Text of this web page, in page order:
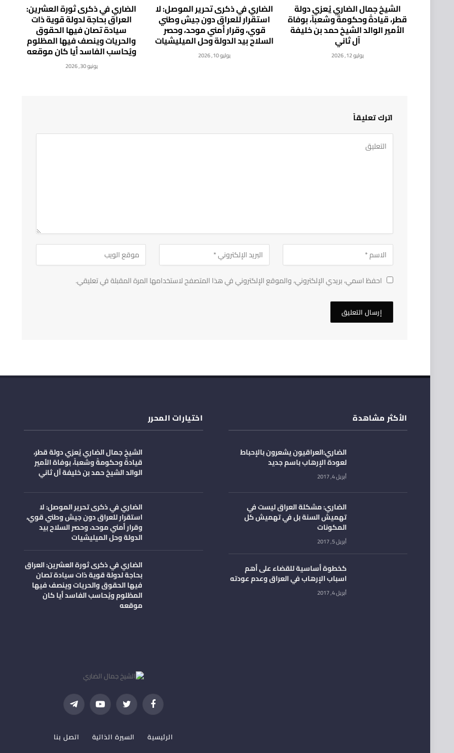
الشيخ جمال الضاري يُعزي دولة
قطر، قيادةً وحكومةً وشعباً، بوفاة
الأمير الوالد الشيخ حمد بن خليفة
آل ثاني
يوليو 12, 2026
الضاري في ذكرى تحرير الموصل: لا
استقرار للعراق دون جيش وطني
قوي، وقرار أمني موحد، وحصر
السلاح بيد الدولة وحل الميليشيات
يوليو 10, 2026
الضاري في ذكرى ثورة العشرين:
العراق بحاجة لدولة قوية ذات
سيادة تصان فيها الحقوق
والحريات وينصف فيها المظلوم
ويُحاسب الفاسد أيا كان موقعه
يونيو 30, 2026
اترك تعليقاً
احفظ اسمي، بريدي الإلكتروني، والموقع الإلكتروني في هذا المتصفح لاستخدامها المرة المقبلة في تعليقي.
الأكثر مشاهدة
الضاري:العراقيون يشعرون بالإحباط
لعودة الإرهاب باسم جديد
أبريل 4, 2017
الضاري: مشكلة العراق ليست في
تهميش السنة بل في تهميش كل
المكونات
أبريل 5, 2017
كخطوة أساسية للقضاء على أهم
اسباب الإرهاب في العراق وعدم عودته
أبريل 4, 2017
اختيارات المحرر
الشيخ جمال الضاري يُعزي دولة قطر،
قيادةً وحكومةً وشعباً، بوفاة الأمير
الوالد الشيخ حمد بن خليفة آل ثاني
الضاري في ذكرى تحرير الموصل: لا
استقرار للعراق دون جيش وطني قوي،
وقرار أمني موحد، وحصر السلاح بيد
الدولة وحل الميليشيات
الضاري في ذكرى ثورة العشرين: العراق
بحاجة لدولة قوية ذات سيادة تصان
فيها الحقوق والحريات وينصف فيها
المظلوم ويُحاسب الفاسد أيا كان
موقعه
فيسبوك تويتر يوتيوب تيلقرام
الرئيسية السيرة الذاتية اتصل بنا